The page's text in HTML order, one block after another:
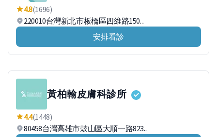
4.8(1696)
220010台灣新北市板橋區四維路150...
安排看診
黃柏翰皮膚科診所
4.4(1448)
80458台灣高雄市鼓山區大順一路823...